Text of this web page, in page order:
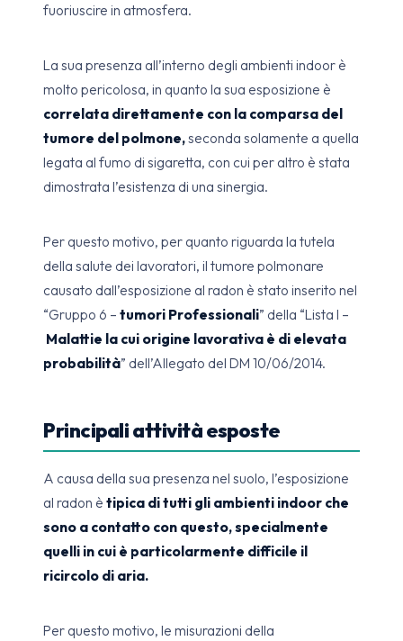
fuoriuscire in atmosfera.
La sua presenza all’interno degli ambienti indoor è
molto pericolosa, in quanto la sua esposizione è
correlata direttamente con la comparsa del
tumore del polmone,seconda solamente a quella
legata al fumo di sigaretta, con cui per altro è stata
dimostrata l’esistenza di una sinergia.
Per questo motivo, per quanto riguarda la tutela
della salute dei lavoratori, il tumore polmonare
causato dall’esposizione al radon è stato inserito nel
“Gruppo 6 – tumori Professionali” della “Lista I –
Malattie la cui origine lavorativa è di elevata
probabilità” dell’Allegato del DM 10/06/2014.
Principali attività esposte
A causa della sua presenza nel suolo, l’esposizione
al radon è tipica di tutti gli ambienti indoor che
sono a contatto con questo, specialmente
quelli in cui è particolarmente difficile il
ricircolo di aria.
Per questo motivo, le misurazioni della